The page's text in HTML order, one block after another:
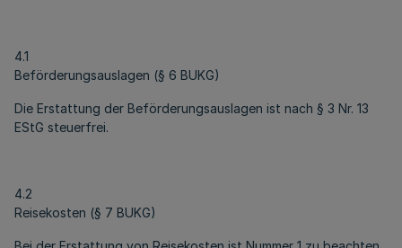
4.1
Beförderungsauslagen (§ 6 BUKG)
Die Erstattung der Beförderungsauslagen ist nach § 3 Nr. 13
EStG steuerfrei.
4.2
Reisekosten (§ 7 BUKG)